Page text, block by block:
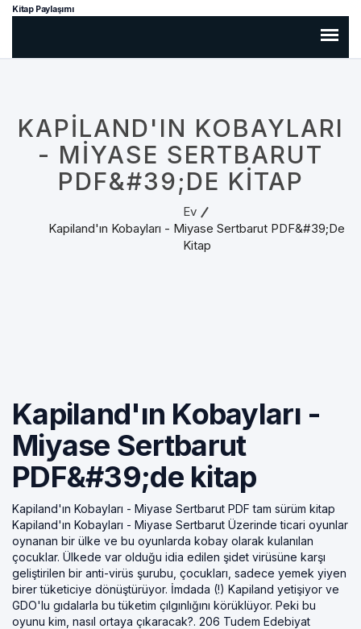
Kitap Paylaşımı
KAPILAND'IN KOBAYLARI
- MIYASE SERTBARUT
PDF&#39;DE KITAP
Ev
Kapiland'ın Kobayları - Miyase Sertbarut PDF&#39;de
Kitap
Kapiland'ın Kobayları -
Miyase Sertbarut
PDF&#39;de kitap
Kapiland'ın Kobayları - Miyase Sertbarut PDF tam sürüm kitap
Kapiland'ın Kobayları - Miyase Sertbarut Üzerinde ticari oyunlar
oynanan bir ülke ve bu oyunlarda kobay olarak kulanılan
çocuklar. Ülkede var olduğu idia edilen şidet virüsüne karşı
geliştirilen bir anti-virüs şurubu, çocukları, sadece yemek yiyen
birer tüketiciye dönüştürüyor. İmdada (!) Kapiland yetişiyor ve
GDO'lu gıdalarla bu tüketim çılgınlığını körüklüyor. Peki bu
oyunu kim, nasıl ortaya çıkaracak?. 206 Tudem Edebiyat